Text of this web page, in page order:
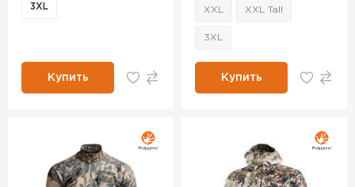
3XL
Купить
XXL XXL Tall
3XL
Купить